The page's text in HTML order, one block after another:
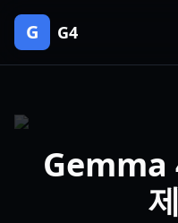
G G4
Gemma